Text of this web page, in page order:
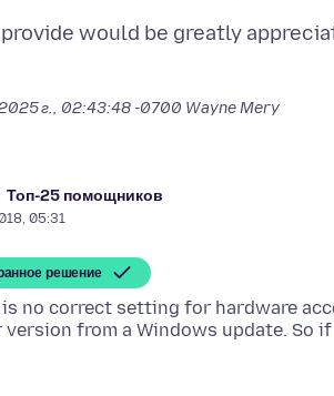
г., 02:43:48 -0700 Wayne Mery
Топ-25 помощников
05:31
решение
is no correct setting for hardware